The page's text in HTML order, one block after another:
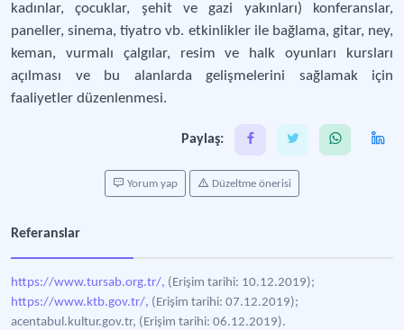
kadınlar, çocuklar, şehit ve gazi yakınları) konferanslar,
paneller, sinema, tiyatro vb. etkinlikler ile bağlama, gitar, ney,
keman, vurmalı çalgılar, resim ve halk oyunları kursları
açılması ve bu alanlarda gelişmelerini sağlamak için
faaliyetler düzenlenmesi.
Paylaş:
Yorum yap Düzeltme önerisi
Referanslar
https://www.tursab.org.tr/, (Erişim tarihi: 10.12.2019);
https://www.ktb.gov.tr/, (Erişim tarihi: 07.12.2019);
acentabul.kultur.gov.tr, (Erişim tarihi: 06.12.2019).